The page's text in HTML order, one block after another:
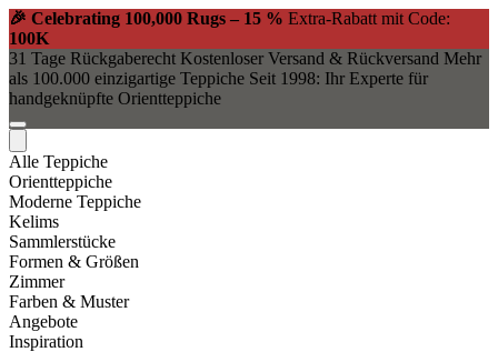
🎉 Celebrating 100,000 Rugs – 15 % Extra-Rabatt mit Code:
100K
31 Tage Rückgaberecht Kostenloser Versand & Rückversand Mehr
als 100.000 einzigartige Teppiche Seit 1998: Ihr Experte für
handgeknüpfte Orientteppiche
Alle Teppiche
Orientteppiche
Moderne Teppiche
Kelims
Sammlerstücke
Formen & Größen
Zimmer
Farben & Muster
Angebote
Inspiration